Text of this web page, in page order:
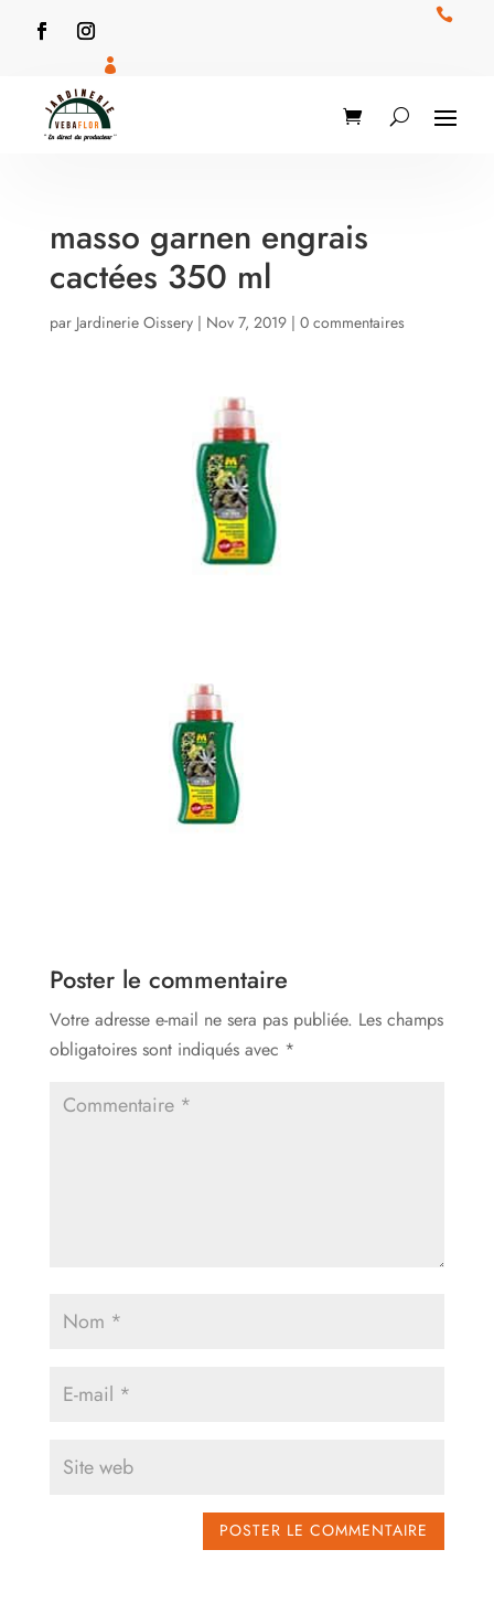


masso garnen engrais
cactées 350 ml
par Jardinerie Oissery| Nov 7, 2019| 0 commentaires
Poster le commentaire
Votre adresse e-mail ne sera pas publiée. Les champs
obligatoires sont indiqués avec *